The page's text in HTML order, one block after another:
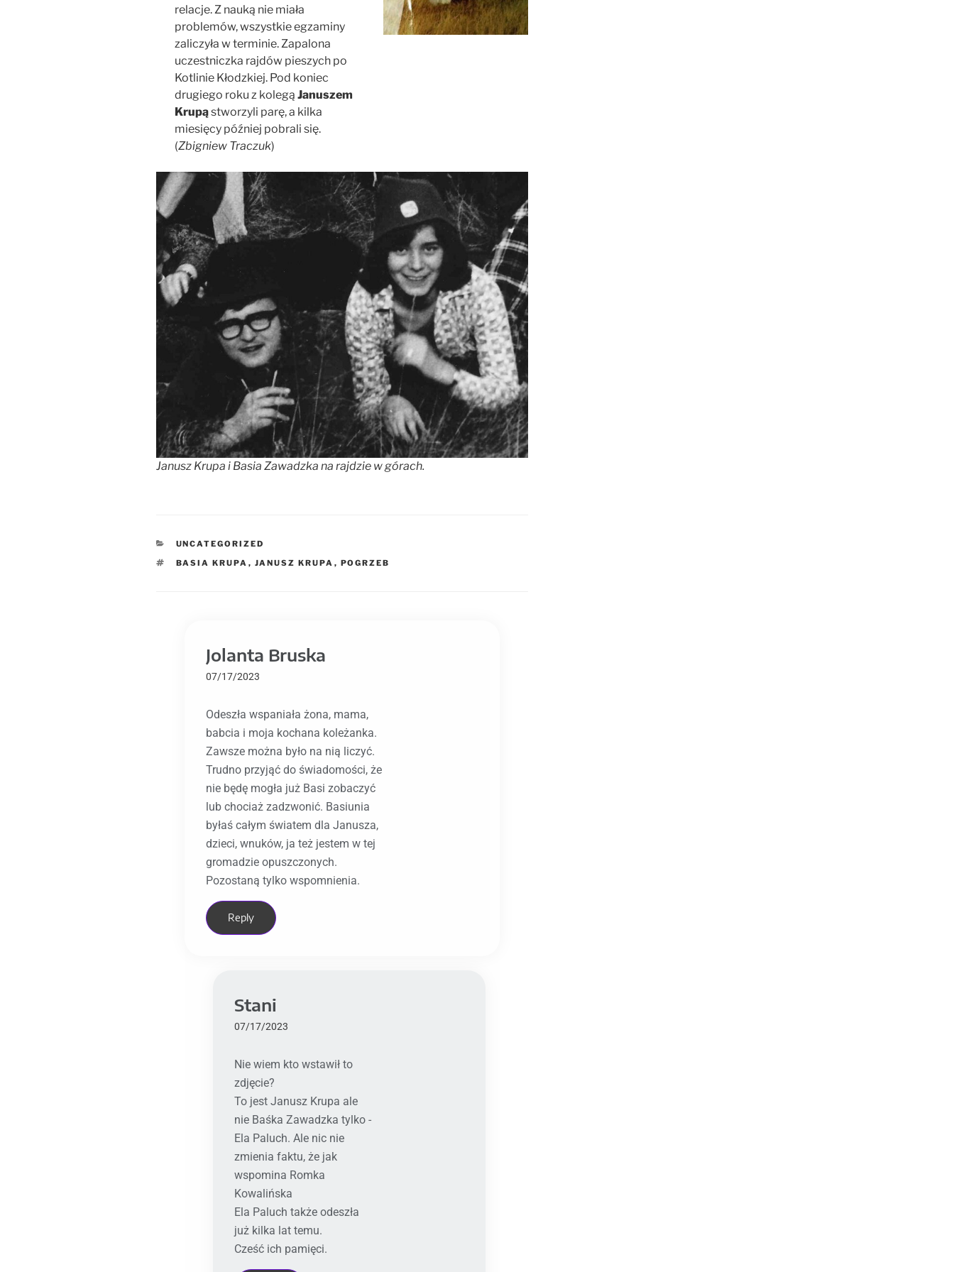
relacje. Z nauką nie miała
problemów, wszystkie egzaminy
zaliczyła w terminie. Zapalona
uczestniczka rajdów pieszych po
Kotlinie Kłodzkiej. Pod koniec
drugiego roku z kolegą Januszem
Krupąstworzyli parę, a kilka
miesięcy później pobrali się.
(Zbigniew Traczuk)
Janusz Krupa i Basia Zawadzka na rajdzie w górach.
UNCATEGORIZED
BASIA KRUPA , JANUSZ KRUPA , POGRZEB
Jolanta Bruska
07/17/2023
Odeszła wspaniała żona, mama,
babcia i moja kochana koleżanka.
Zawsze można było na nią liczyć.
Trudno przyjąć do świadomości, że
nie będę mogła już Basi zobaczyć
lub chociaż zadzwonić. Basiunia
byłaś całym światem dla Janusza,
dzieci, wnuków, ja też jestem w tej
gromadzie opuszczonych.
Pozostaną tylko wspomnienia.
Reply
Stani
07/17/2023
Nie wiem kto wstawił to
zdjęcie?
To jest Janusz Krupa ale
nie Baśka Zawadzka tylko -
Ela Paluch. Ale nic nie
zmienia faktu, że jak
wspomina Romka
Kowalińska
Ela Paluch także odeszła
już kilka lat temu.
Cześć ich pamięci.